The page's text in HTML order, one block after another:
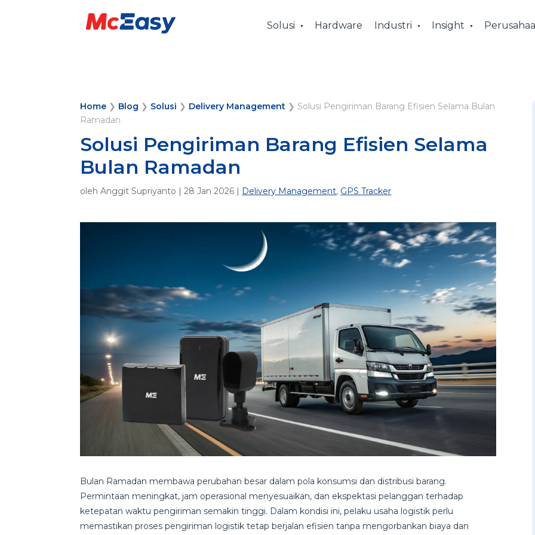
Solusi Hardware Industri Insight
Home ❯ Blog ❯ Solusi ❯ Delivery Management ❯ Solusi Pengiriman Barang Efisien Selama Bulan
Ramadan
Solusi Pengiriman Barang Efisien Selama
Bulan Ramadan
olehAnggit Supriyanto |28 Jan 2026 | Delivery Management, GPS Tracker
Bulan Ramadan membawa perubahan besar dalam pola konsumsi dan distribusi barang.
Permintaan meningkat, jam operasional menyesuaikan, dan ekspektasi pelanggan terhadap
ketepatan waktu pengiriman semakin tinggi. Dalam kondisi ini, pelaku usaha logistik perlu
memastikan proses pengiriman logistik tetap berjalan efisien tanpa mengorbankan biaya dan